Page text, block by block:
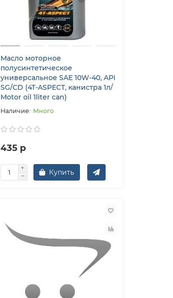
Масло моторное
полусинтетическое
универсальное SAE 10W-40, API
SG/CD (4T-ASPECT, канистра 1л/
Motor oil 1liter can)
Много
435 р
Купить